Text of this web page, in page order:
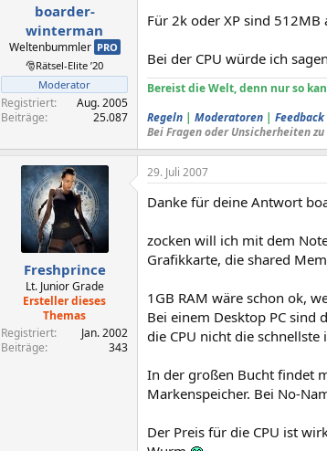
boarder-
winterman
Weltenbummler PRO
🎅Rätsel-Elite ’20
Moderator
Registriert
Aug. 2005
Beiträge
25.087
Für 2k oder XP sind
Bei der CPU würde ich
Bereist die Welt, denn nur so
Regeln | Moderatoren | Feedback
Bei Fragen oder Unsicherheiten
Freshprince
Lt. Junior Grade
Ersteller dieses
Themas
Registriert
Jan. 2002
Beiträge
343
29. Juli 2007
Danke für deine Antwort
zocken will ich mit dem
Grafikkarte, die shared
1GB RAM wäre schon ok,
Bei einem Desktop PC sind
die CPU nicht die
In der großen Bucht findet
Markenspeicher. Bei No-
Der Preis für die CPU ist